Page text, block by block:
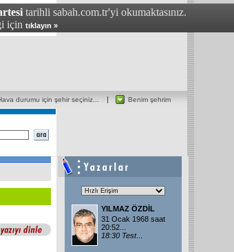
tarihli sabah.com.tr'yi okumaktasınız.
için tıklayın »
Benim şehrim
durumu için şehir seçiniz...
YILMAZ ÖZDİL
31 Ocak 1968 saat
20:52...
18:30 Test...